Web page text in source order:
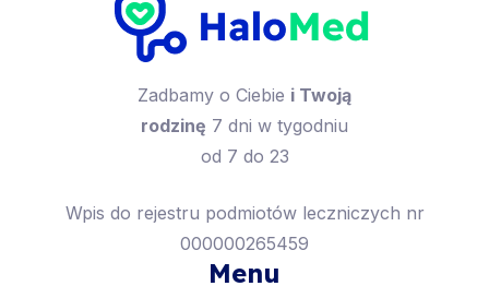
Zadbamy o Ciebie i Twoją
rodzinę 7 dni w tygodniu
od 7 do 23
Wpis do rejestru podmiotów leczniczych nr
000000265459
Menu